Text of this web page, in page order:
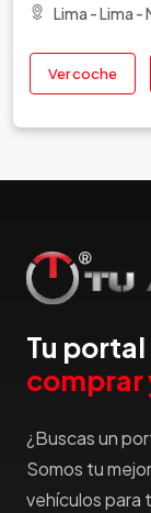
Lima - Lima -
Ver coche
Tu
comprar
¿Buscas un
Somos tu
vehículos para